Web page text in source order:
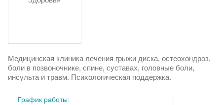
Медицинская клиника лечения грыжи диска, остеохондроз,
боли в позвоночнике, спине, суставах, головные боли,
инсульта и травм. Психологическая поддержка.
График работы: